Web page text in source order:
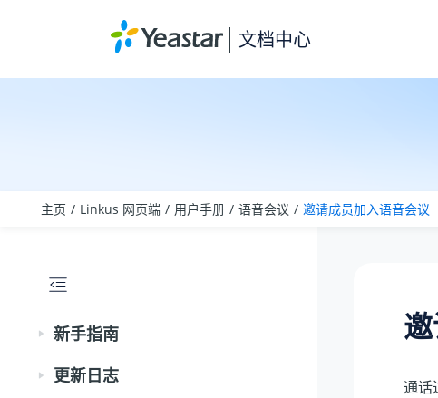
文档中心
主页 Linkus 网页端 用户手册 语音会议 邀请成员加入语音会议
新手指南
更新日志
通话